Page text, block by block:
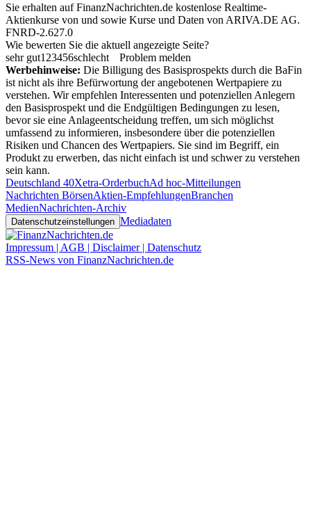
Sie erhalten auf FinanzNachrichten.de kostenlose Realtime-
Aktienkurse von und sowie Kurse und Daten von ARIVA.DE AG.
FNRD-2.627.0
Wie bewerten Sie die aktuell angezeigte Seite?
sehr gut1 23456schlecht
Problem melden
Werbehinweise: Die Billigung des Basisprospekts durch die BaFin
ist nicht als ihre Befürwortung der angebotenen Wertpapiere zu
verstehen. Wir empfehlen Interessenten und potenziellen Anlegern
den Basisprospekt und die Endgültigen Bedingungen zu lesen,
bevor sie eine Anlageentscheidung treffen, um sich möglichst
umfassend zu informieren, insbesondere über die potenziellen
Risiken und Chancen des Wertpapiers. Sie sind im Begriff, ein
Produkt zu erwerben, das nicht einfach ist und schwer zu verstehen
sein kann.
Deutschland 40Xetra-OrderbuchAd hoc-Mitteilungen
Nachrichten BörsenAktien-EmpfehlungenBranchen
MedienNachrichten-Archiv
Datenschutzeinstellungen Mediadaten
Impressum | AGB | Disclaimer | Datenschutz
RSS-News von FinanzNachrichten.de